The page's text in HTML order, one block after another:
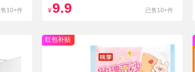
10+件 ¥ 9.9 已售10+件
红包补贴